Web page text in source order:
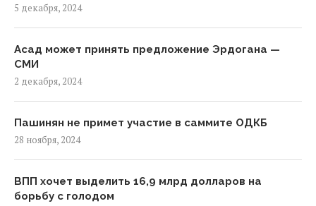
5 декабря, 2024
Асад может принять предложение Эрдогана —
СМИ
2 декабря, 2024
Пашинян не примет участие в саммите ОДКБ
28 ноября, 2024
ВПП хочет выделить 16,9 млрд долларов на
борьбу с голодом